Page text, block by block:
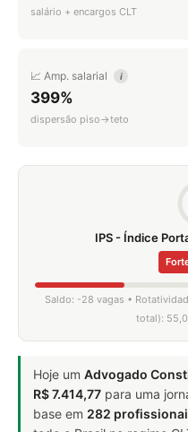
salário + encargos CLT
📈 Amp. salarial i
399%
dispersão piso→teto
IPS - Índice
Saldo: -28 vagas •
total):
Hoje um Advogado
R$ 7.414,77 para uma
base em 282